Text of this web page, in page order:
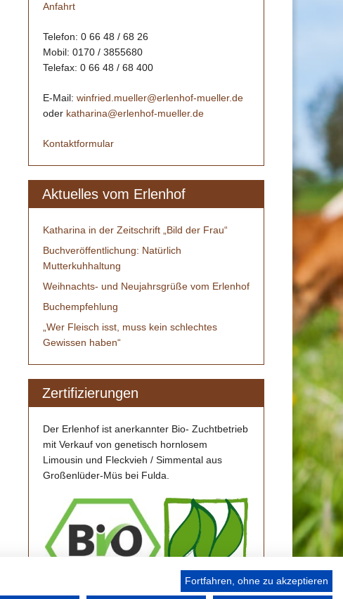
Anfahrt
Telefon: 0 66 48 / 68 26
Mobil: 0170 / 3855680
Telefax: 0 66 48 / 68 400
E-Mail: winfried.mueller@erlenhof-mueller.de
oder katharina@erlenhof-mueller.de
Kontaktformular
Aktuelles vom Erlenhof
Katharina in der Zeitschrift „Bild der Frau“
Buchveröffentlichung: Natürlich
Mutterkuhhaltung
Weihnachts- und Neujahrsgrüße vom Erlenhof
Buchempfehlung
„Wer Fleisch isst, muss kein schlechtes
Gewissen haben“
Zertifizierungen
Der Erlenhof ist anerkannter Bio- Zuchtbetrieb
mit Verkauf von genetisch hornlosem
Limousin und Fleckvieh / Simmental aus
Großenlüder-Müs bei Fulda.
Fortfahren, ohne zu akzeptieren